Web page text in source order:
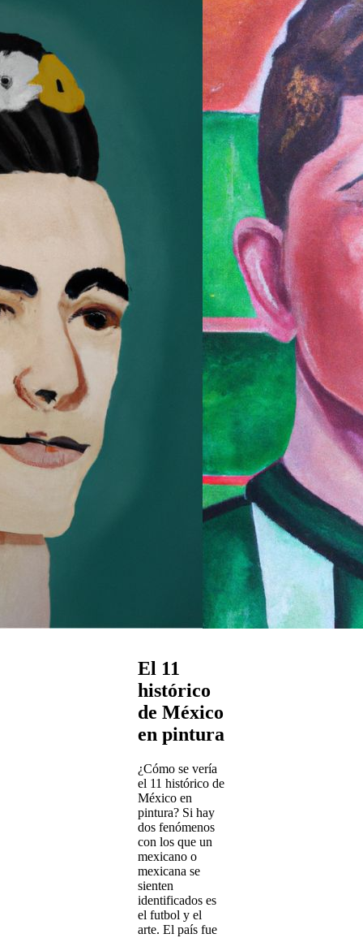
El 11
histórico
de México
en pintura
¿Cómo se vería
el 11 histórico de
México en
pintura? Si hay
dos fenómenos
con los que un
mexicano o
mexicana se
sienten
identificados es
el futbol y el
arte. El país fue